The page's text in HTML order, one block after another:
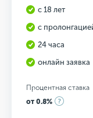
с 18 лет
с
24 часа
онлайн заявка
Процентная ставка
от 0.8%